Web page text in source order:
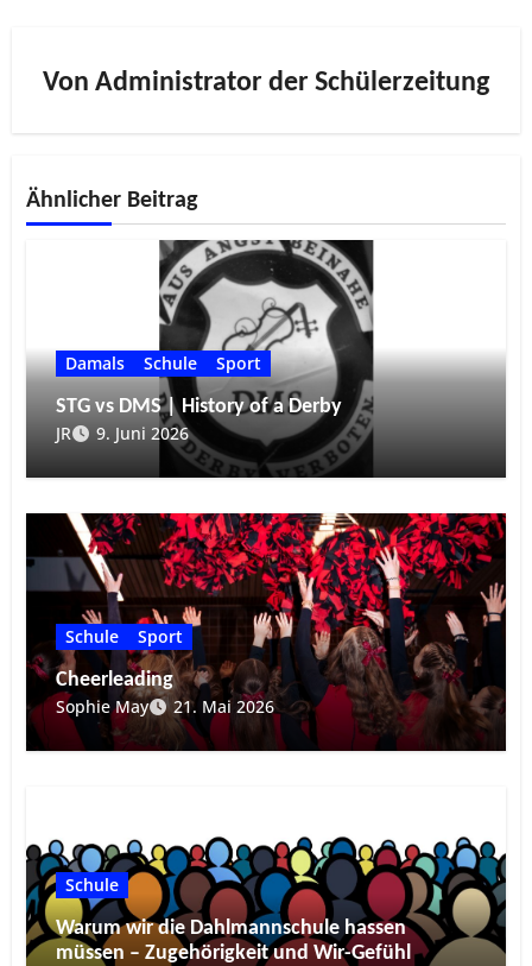
Von Administrator der Schülerzeitung
Ähnlicher Beitrag
Damals Schule
Sport
STG vs DMS | History of a Derby
JR
9. Juni 2026
Schule
Sport
Cheerleading
Sophie May
21. Mai 2026
Schule
Warum wir die Dahlmannschule hassen
müssen – Zugehörigkeit und Wir-Gefühl